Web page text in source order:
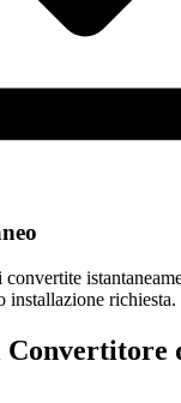
installazione richiesta.
Convertitore